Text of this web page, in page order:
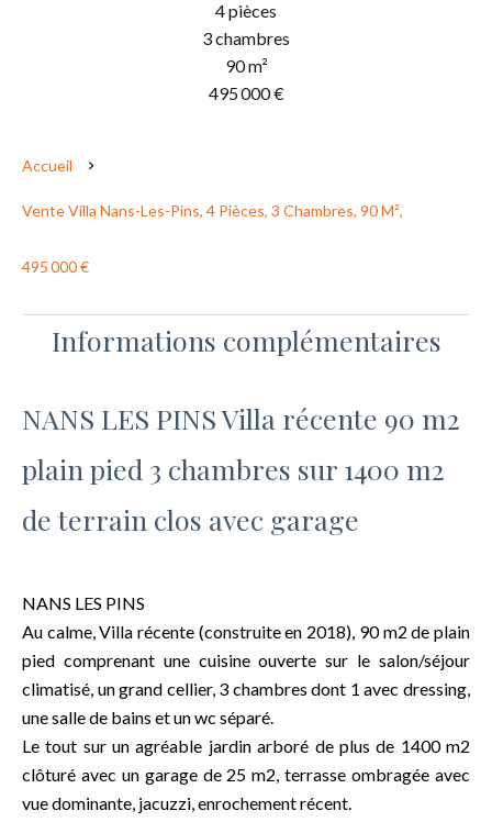
4 pièces
3 chambres
90 m²
495 000 €
Accueil
Vente Villa Nans-Les-Pins, 4 Pièces, 3 Chambres, 90 M²,
495 000 €
Informations complémentaires
NANS LES PINS Villa récente 90 m2
plain pied 3 chambres sur 1400 m2
de terrain clos avec garage
NANS LES PINS
Au calme, Villa récente (construite en 2018), 90 m2 de plain
pied comprenant une cuisine ouverte sur le salon/séjour
climatisé, un grand cellier, 3 chambres dont 1 avec dressing,
une salle de bains et un wc séparé.
Le tout sur un agréable jardin arboré de plus de 1400 m2
clôturé avec un garage de 25 m2, terrasse ombragée avec
vue dominante, jacuzzi, enrochement récent.